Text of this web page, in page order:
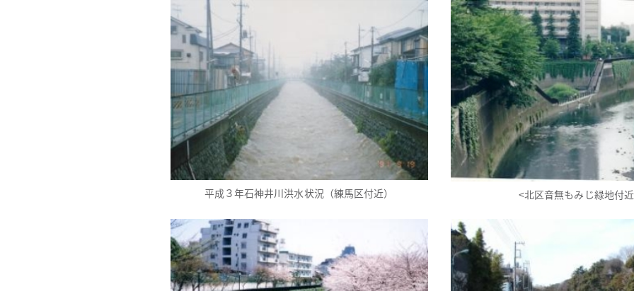
平成３年石神井川洪水状況（練馬区付近） <北区音無もみじ緑地付